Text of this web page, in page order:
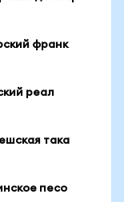
франк
реал
така
песо